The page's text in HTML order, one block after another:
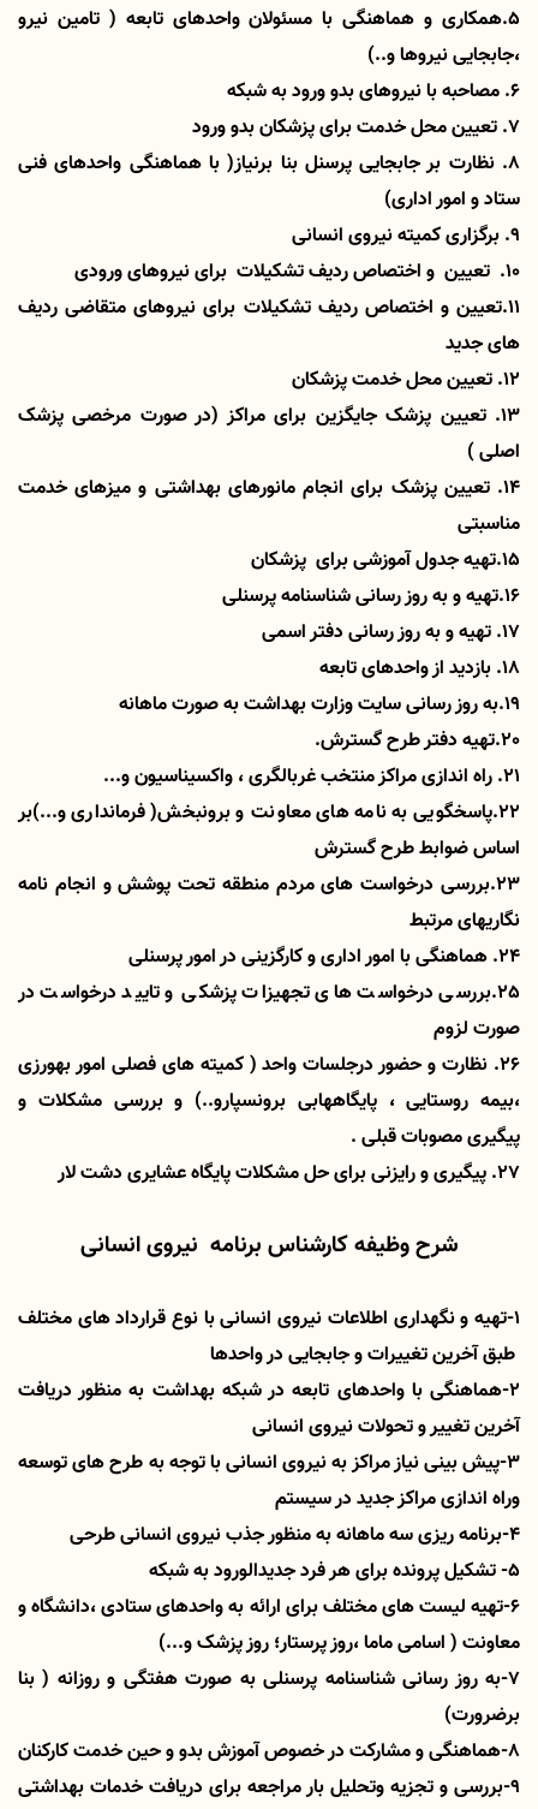
5.همکاری و هماهنگی با مسئولان واحدهای تابعه ( تامین نیرو
،جابجایی نیروها و..)
6. مصاحبه با نیروهای بدو ورود به شبکه
7. تعیین محل خدمت برای پزشکان بدو ورود
8. نظارت بر جابجایی پرسنل بنا برنیاز( با هماهنگی واحدهای فنی
ستاد و امور اداری)
9. برگزاری کمیته نیروی انسانی
10. تعیین و اختصاص ردیف تشکیلات برای نیروهای ورودی
11.تعیین و اختصاص ردیف تشکیلات برای نیروهای متقاضی ردیف
های جدید
12. تعیین محل خدمت پزشکان
13. تعیین پزشک جایگزین برای مراکز (در صورت مرخصی پزشک
اصلی )
14. تعیین پزشک برای انجام مانورهای بهداشتی و میزهای خدمت
مناسبتی
15.تهیه جدول آموزشی برای پزشکان
16.تهیه و به روز رسانی شناسنامه پرسنلی
17. تهیه و به روز رسانی دفتر اسمی
18. بازدید از واحدهای تابعه
19.به روز رسانی سایت وزارت بهداشت به صورت ماهانه
20.تهیه دفتر طرح گسترش.
21. راه اندازی مراکز منتخب غربالگری ، واکسیناسیون و...
22.پاسخگویی به نامه های معاونت و برونبخش( فرمانداری و...)بر
اساس ضوابط طرح گسترش
23.بررسی درخواست های مردم منطقه تحت پوشش و انجام نامه
نگاریهای مرتبط
24. هماهنگی با امور اداری و کارگزینی در امور پرسنلی
25.بررسی درخواست های تجهیزات پزشکی و تایید درخواست در
صورت لزوم
26. نظارت و حضور درجلسات واحد ( کمیته های فصلی امور بهورزی
،بیمه روستایی ، پایگاههابی برونسپارو..) و بررسی مشکلات و
پیگیری مصوبات قبلی .
27. پیگیری و رایزنی برای حل مشکلات پایگاه عشایری دشت لار
شرح وظیفه کارشناس برنامه نیروی انسانی
1-تهیه و نگهداری اطلاعات نیروی انسانی با نوع قرارداد های مختلف
طبق آخرین تغییرات و جابجایی در واحدها
2-هماهنگی با واحدهای تابعه در شبکه بهداشت به منظور دریافت
آخرین تغییر و تحولات نیروی انسانی
3-پیش بینی نیاز مراکز به نیروی انسانی با توجه به طرح های توسعه
وراه اندازی مراکز جدید در سیستم
4-برنامه ریزی سه ماهانه به منظور جذب نیروی انسانی طرحی
5- تشکیل پرونده برای هر فرد جدیدالورود به شبکه
6-تهیه لیست های مختلف برای ارائه به واحدهای ستادی ،دانشگاه و
معاونت ( اسامی ماما ،روز پرستار؛ روز پزشک و...)
7-به روز رسانی شناسنامه پرسنلی به صورت هفتگی و روزانه ( بنا
برضرورت)
8-هماهنگی و مشارکت در خصوص آموزش بدو و حین خدمت کارکنان
9-بررسی و تجزیه وتحلیل بار مراجعه برای دریافت خدمات بهداشتی